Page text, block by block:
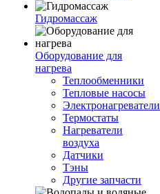
Гидромассаж
Оборудование для
нагрева
Теплообменники
Тепловые насосы
Электронагреватели
Термостаты
Нагреватели
воздуха
Датчики
Тэны
Другие запчасти